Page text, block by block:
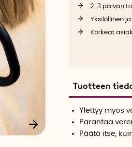
2-3 päivän
Yksilöllinen
Korkeat
Tuotteen
Ylettyy myös
Parantaa
Päätä itse,